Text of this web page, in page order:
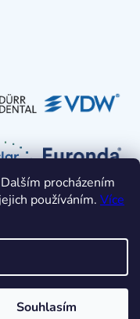
procházením
používáním. Více
Souhlasím
práva vyhrazena.